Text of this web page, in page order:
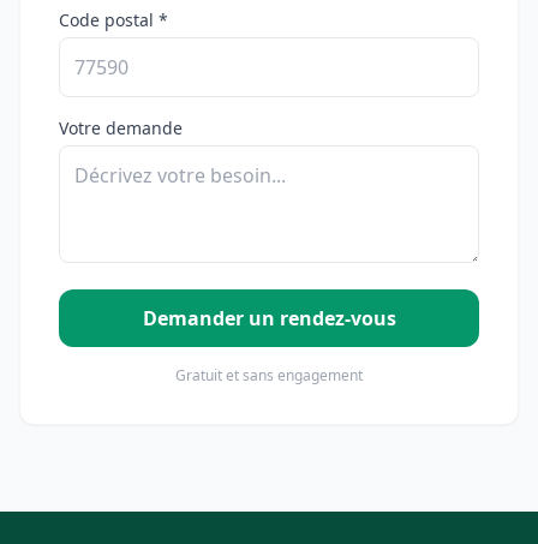
Code postal *
Votre demande
Demander un rendez-vous
Gratuit et sans engagement